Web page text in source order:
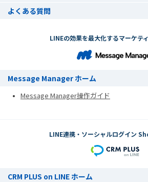
よくある質問
LINEの効果を最大化するマーケテ
Message Manager ホーム
Message Manager操作ガイド
LINE連携・ソーシャルログイン
CRM PLUS on LINE ホーム